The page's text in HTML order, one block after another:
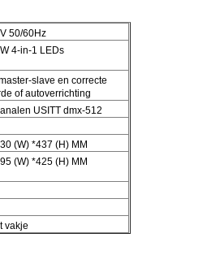
50/60Hz
4-in-1 LEDs
slave en correcte
of autoverrichting
USITT dmx-512
(W) *437 (H) MM
(W) *425 (H) MM
vakje